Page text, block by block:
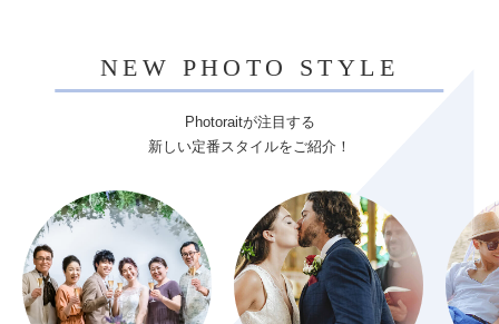
NEW PHOTO STYLE
Photoraitが注目する
新しい定番スタイルをご紹介！